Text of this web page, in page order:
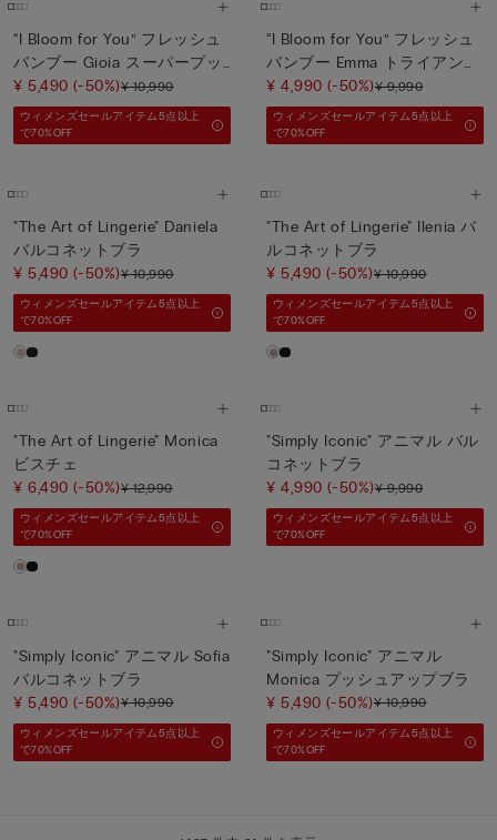
“I Bloom for You” フレッシュ
バンブー Gioia スーパープッ
シュアップブラ
¥ 5,490(-50%)¥ 10,990
ウィメンズセールアイテム5点以上
で70%OFF
“I Bloom for You” フレッシュ
バンブー Emma トライアング
ルブラ
¥ 4,990(-50%)¥ 9,990
ウィメンズセールアイテム5点以上
で70%OFF
"The Art of Lingerie" Daniela
バルコネットブラ
¥ 5,490(-50%)¥ 10,990
ウィメンズセールアイテム5点以上
で70%OFF
"The Art of Lingerie" Ilenia バ
ルコネットブラ
¥ 5,490(-50%)¥ 10,990
ウィメンズセールアイテム5点以上
で70%OFF
"The Art of Lingerie" Monica
ビスチェ
¥ 6,490(-50%)¥ 12,990
ウィメンズセールアイテム5点以上
で70%OFF
"Simply Iconic" アニマル バル
コネットブラ
¥ 4,990(-50%)¥ 9,990
ウィメンズセールアイテム5点以上
で70%OFF
"Simply Iconic" アニマル Sofia
バルコネットブラ
¥ 5,490(-50%)¥ 10,990
ウィメンズセールアイテム5点以上
で70%OFF
"Simply Iconic" アニマル
Monica プッシュアップブラ
¥ 5,490(-50%)¥ 10,990
ウィメンズセールアイテム5点以上
で70%OFF